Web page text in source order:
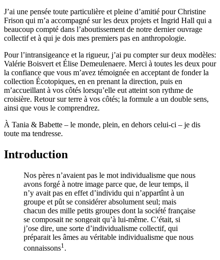
J’ai une pensée toute particulière et pleine d’amitié pour Christine
Frison qui m’a accompagné sur les deux projets et Ingrid Hall qui a
beaucoup compté dans l’aboutissement de notre dernier ouvrage
collectif et à qui je dois mes premiers pas en anthropologie.
Pour l’intransigeance et la rigueur, j’ai pu compter sur deux modèles:
Valérie Boisvert et Élise Demeulenaere. Merci à toutes les deux pour
la confiance que vous m’avez témoignée en acceptant de fonder la
collection Écotopiques, en en prenant la direction, puis en
m’accueillant à vos côtés lorsqu’elle eut atteint son rythme de
croisière. Retour sur terre à vos côtés; la formule a un double sens,
ainsi que vous le comprendrez.
À Tania & Babette – le monde, plein, en dehors celui-ci – je dis
toute ma tendresse.
Introduction
Nos pères n’avaient pas le mot individualisme que nous
avons forgé à notre image parce que, de leur temps, il
n’y avait pas en effet d’individu qui n’appartînt à un
groupe et pût se considérer absolument seul; mais
chacun des mille petits groupes dont la société française
se composait ne songeait qu’à lui-même. C’était, si
j’ose dire, une sorte d’individualisme collectif, qui
préparait les âmes au véritable individualisme que nous
connaissons1 .